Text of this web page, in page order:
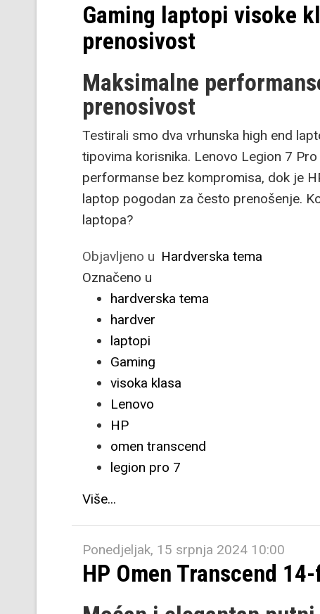
Gaming laptopi visoke
prenosivost
Maksimalne
prenosivost
Testirali smo dva vrhunska high end
tipovima korisnika. Lenovo Legion 7
performanse bez kompromisa, dok je
laptop pogodan za često prenošenje.
laptopa?
Objavljeno u Hardverska tema
Označeno u
hardverska tema
hardver
laptopi
Gaming
visoka klasa
Lenovo
HP
omen transcend
legion pro 7
Više...
Ponedjeljak, 15 srpnja 2024 10:00
HP Omen Transcend